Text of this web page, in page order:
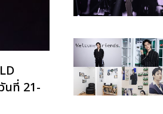
นที่ 21-